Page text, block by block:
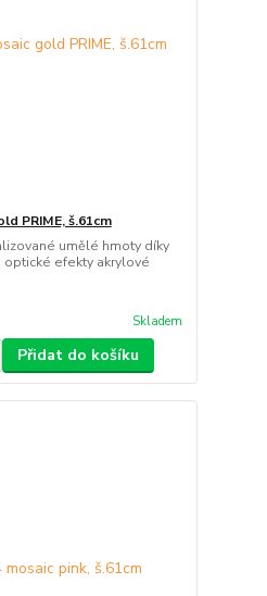
PRIME, š.61cm
umělé hmoty díky
optické efekty akrylové
Skladem
Přidat do košíku